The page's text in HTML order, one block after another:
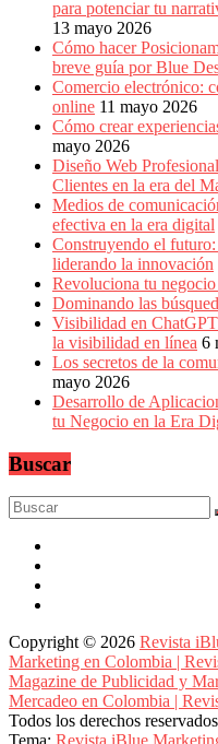
para potenciar tu
13 mayo 2026
Cómo hacer
breve guía por Blue
Comercio electrónico:
online 11 mayo 2026
Cómo crear
mayo 2026
Diseño Web
Clientes en la era del
Medios de
efectiva en la era digital
Construyendo el
liderando la innovación
Revoluciona tu
Dominando las
Visibilidad en
la visibilidad en línea 6
Los secretos de la
mayo 2026
Desarrollo de
tu Negocio en la Era
Buscar
Copyright © 2026 Revista
Marketing en Colombia |
Magazine de Publicidad y
Mercadeo en Colombia |
Todos los derechos